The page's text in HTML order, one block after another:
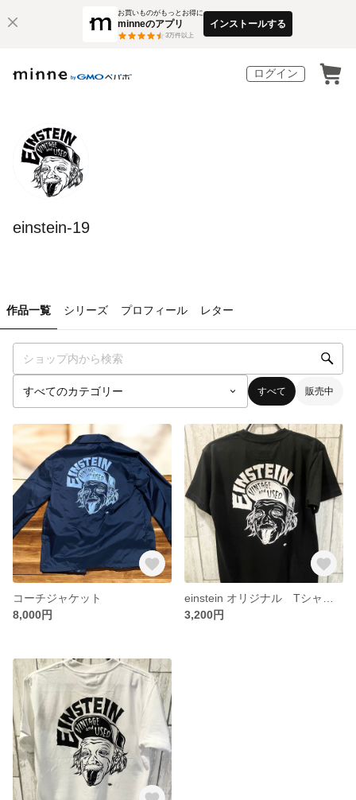
お買いものがもっとお得に
minneのアプリ
3万件以上
インストールする
ログイン
einstein-19
作品一覧 シリーズ プロフィール レター
すべて 販売中
コーチジャケット
8,000円
3,200円